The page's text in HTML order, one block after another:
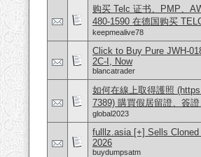
购买 Telc 证书、PMP、
480-1590 在德国购买
keepmealive78
Click to Buy Pure JWH-
2C-I, Now
blancatrader
如何在線上取得護照
7389) 購買假居留證、簽
global2023
fulllz.asia [+] Sells
2026
buydumpsatm